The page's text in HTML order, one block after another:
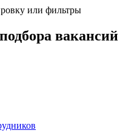
или фильтры
вакансий